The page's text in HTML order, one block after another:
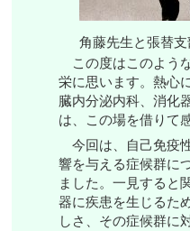
角藤先生と張替
この度はこのよう
栄に思います。熱心
臓内分泌内科、消化
は、この場を借りて
今回は、自己免疫
響を与える症候群に
ました。一見すると
器に疾患を生じるた
しさ、その症候群に